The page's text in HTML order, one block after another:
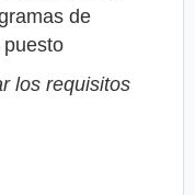
de
los requisitos